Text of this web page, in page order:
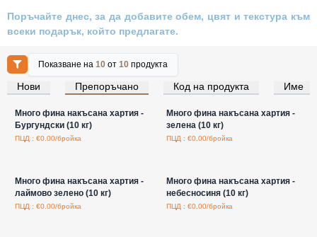
Поръчайте днес, за да добавите обем, цвят и текстура към
всеки подарък, който предлагате.
Показване на10 от10 продукта
Нови Препоръчано Код на продукта Име
Влезте за цени на едро
Много фина накъсана хартия -
Бургундски (10 кг)
ПЦД : €0.00/бройка
Влезте за цени на едро
Много фина накъсана хартия -
зелена (10 кг)
ПЦД : €0.00/бройка
Много фина накъсана хартия -
лаймово зелено (10 кг)
ПЦД : €0.00/бройка
Много фина накъсана хартия -
небесносиня (10 кг)
ПЦД : €0.00/бройка